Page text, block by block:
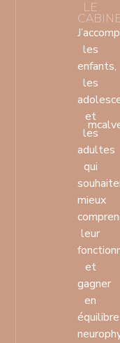
LE
les
enfants,
les
et
les
adultes
qui
mieux
leur
et
gagner
en
équilibre